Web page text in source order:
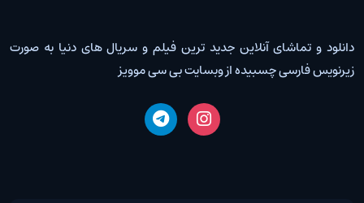
دانلود و تماشای آنلاین جدید ترین فیلم و سریال های دنیا به صورت
زیرنویس فارسی چسبیده از وبسایت بی سی موویز